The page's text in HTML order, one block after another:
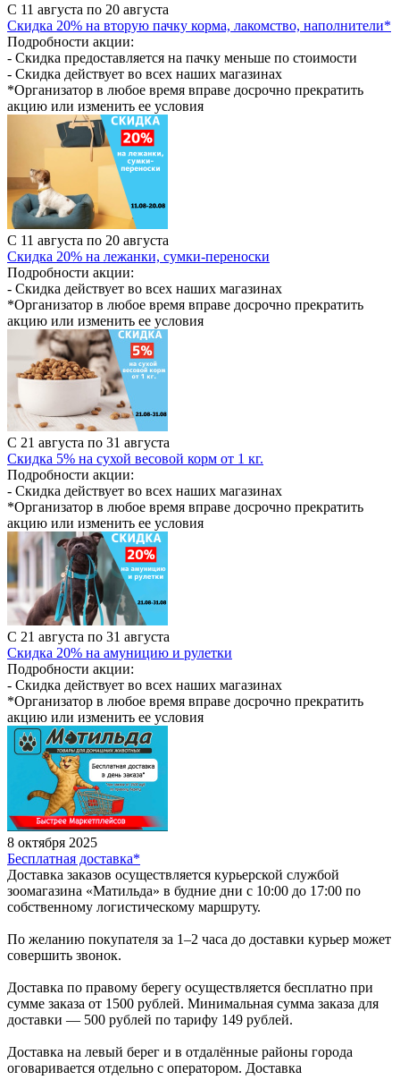
С 11 августа по 20 августа
Скидка 20% на вторую пачку корма, лакомство, наполнители*
Подробности акции:
- Скидка предоставляется на пачку меньше по стоимости
- Скидка действует во всех наших магазинах
*Организатор в любое время вправе досрочно прекратить
акцию или изменить ее условия
С 11 августа по 20 августа
Скидка 20% на лежанки, сумки-переноски
Подробности акции:
- Скидка действует во всех наших магазинах
*Организатор в любое время вправе досрочно прекратить
акцию или изменить ее условия
С 21 августа по 31 августа
Скидка 5% на сухой весовой корм от 1 кг.
Подробности акции:
- Скидка действует во всех наших магазинах
*Организатор в любое время вправе досрочно прекратить
акцию или изменить ее условия
С 21 августа по 31 августа
Скидка 20% на амуницию и рулетки
Подробности акции:
- Скидка действует во всех наших магазинах
*Организатор в любое время вправе досрочно прекратить
акцию или изменить ее условия
8 октября 2025
Бесплатная доставка*
Доставка заказов осуществляется курьерской службой
зоомагазина «Матильда» в будние дни с 10:00 до 17:00 по
собственному логистическому маршруту.
По желанию покупателя за 1–2 часа до доставки курьер может
совершить звонок.
Доставка по правому берегу осуществляется бесплатно при
сумме заказа от 1500 рублей. Минимальная сумма заказа для
доставки — 500 рублей по тарифу 149 рублей.
Доставка на левый берег и в отдалённые районы города
оговаривается отдельно с оператором. Доставка